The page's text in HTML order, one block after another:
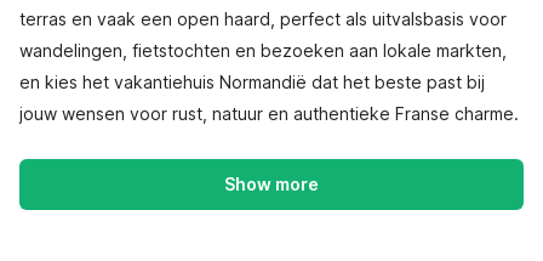
terras en vaak een open haard, perfect als uitvalsbasis voor
wandelingen, fietstochten en bezoeken aan lokale markten,
en kies het vakantiehuis Normandië dat het beste past bij
jouw wensen voor rust, natuur en authentieke Franse charme.
Show more